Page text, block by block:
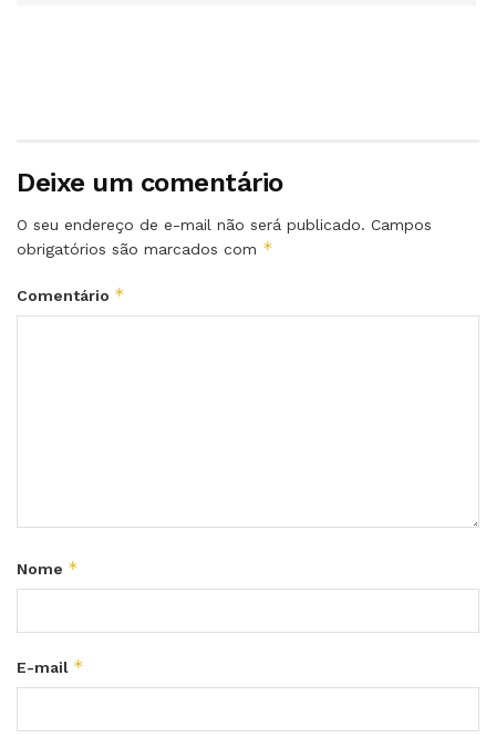
Deixe um comentário
O seu endereço de e-mail não será publicado. Campos
obrigatórios são marcados com *
Comentário *
Nome *
E-mail *